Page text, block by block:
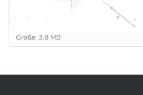
Z
e
e
Größe: 3.8 MB